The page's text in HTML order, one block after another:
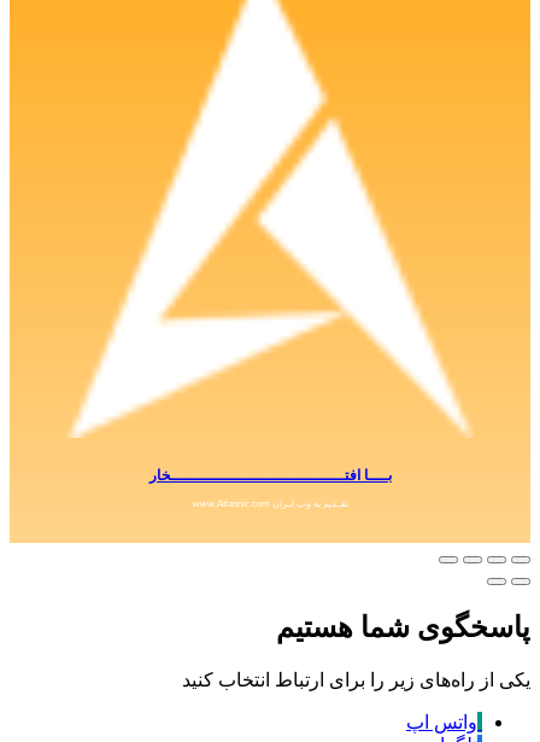
بــــا افتــــــــــــــــــــــــــــــــــــخار
تقــدیم به وب ایـران www.Atlasnic.com
شما هستیم
از راه‌های زیر را برای ارتباط انتخاب کنید
واتس اپ